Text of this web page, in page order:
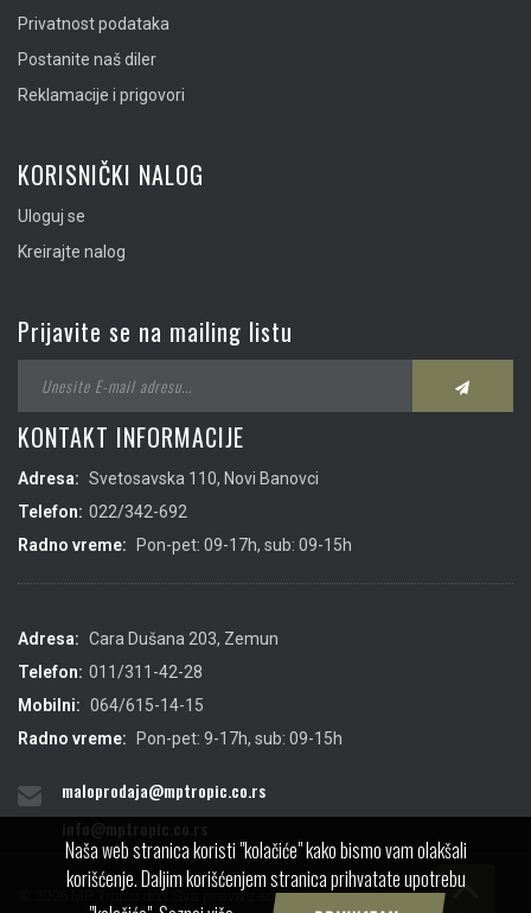
Privatnost podataka
Postanite naš diler
Reklamacije i prigovori
KORISNIČKI NALOG
Uloguj se
Kreirajte nalog
Prijavite se na mailing listu
KONTAKT INFORMACIJE
Adresa: Svetosavska 110, Novi Banovci
Telefon: 022/342-692
Radno vreme:
Pon-pet: 09-17h, sub: 09-15h
Adresa: Cara Dušana 203, Zemun
Telefon: 011/311-42-28
Mobilni: 064/615-14-15
Radno vreme:
Pon-pet: 9-17h, sub: 09-15h
maloprodaja@mptropic.co.rs
© 2026 MP Tropic doo. Sva prava zadržana.
Naša web stranica koristi "kolačiće" kako bismo vam olakšali
korišćenje. Daljim korišćenjem stranica prihvatate upotrebu